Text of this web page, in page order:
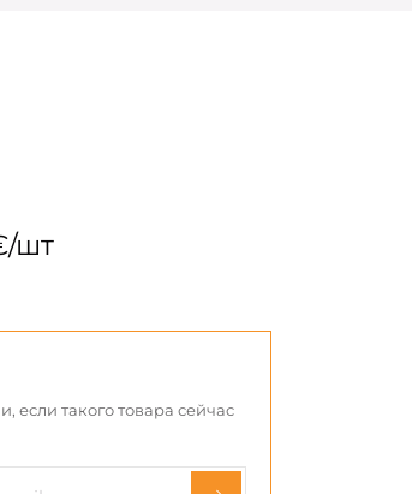
шт
если такого товара сейчас